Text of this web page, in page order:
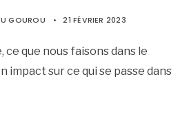
GOUROU • 21 FÉVRIER 2023
ce que nous faisons dans le
impact sur ce qui se passe dans